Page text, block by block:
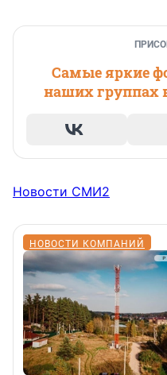
Самые яркие
наших группах
Новости СМИ2
НОВОСТИ КОМПАНИЙ